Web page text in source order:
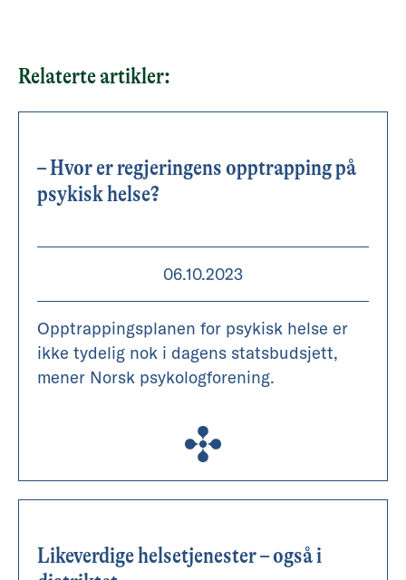
Relaterte artikler:
– Hvor er regjeringens opptrapping på
psykisk helse?
06.10.2023
Opptrappingsplanen for psykisk helse er
ikke tydelig nok i dagens statsbudsjett,
mener Norsk psykologforening.
Likeverdige helsetjenester – også i